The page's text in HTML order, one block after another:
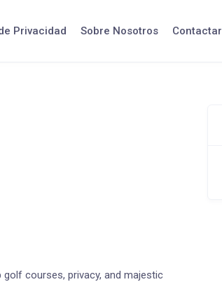
Privacidad Sobre Nosotros Contactar
courses, privacy, and majestic